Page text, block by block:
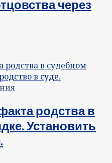
через
родства в
Установить